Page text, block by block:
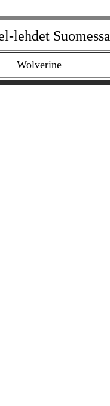
lehdet Suomessa
Wolverine